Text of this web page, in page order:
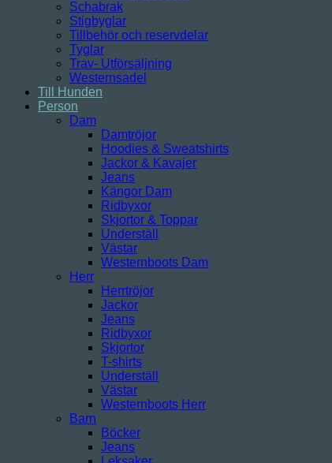
Schabrak
Stigbyglar
Tillbehör och reservdelar
Tyglar
Trav- Utförsäljning
Westernsadel
Till Hunden
Person
Dam
Damtröjor
Hoodies & Sweatshirts
Jackor & Kavajer
Jeans
Kängor Dam
Ridbyxor
Skjortor & Toppar
Underställ
Västar
Westernboots Dam
Herr
Herrtröjor
Jackor
Jeans
Ridbyxor
Skjortor
T-shirts
Underställ
Västar
Westernboots Herr
Barn
Böcker
Jeans